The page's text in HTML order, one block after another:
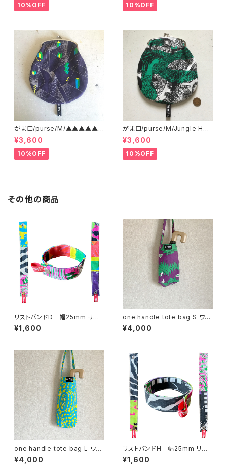
10%OFF 10%OFF
がま口/purse/M/▲▲▲▲▲?
▲▲▲ AB
¥3,600
10%OFF
がま口/purse/M/Jungle Her
e
¥3,600
10%OFF
その他の商品
リストバンドD 幅25mm リバ
ーシブル
¥1,600
one handle tote bag S ワン
ハンドル トートバッグ t
¥4,000
one handle tote bag L ワン
ハンドル トートバッグ b
¥4,000
リストバンドH 幅25mm リバ
ーシブル
¥1,600